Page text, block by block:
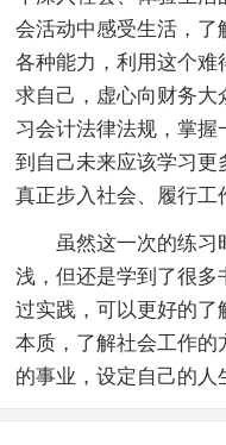
会活动中感受生活，了
各种能力，利用这个
求自己，虚心向财务大
习会计法律法规，掌握
到自己未来应该学习更
真正步入社会、履行工
虽然这一次的练
浅，但还是学到了很多
过实践，可以更好的了
本质，了解社会工作的
的事业，设定自己的人